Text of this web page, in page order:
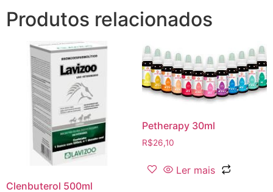
Produtos relacionados
Clenbuterol 500ml
Petherapy 30ml
R$26,10
Ler mais